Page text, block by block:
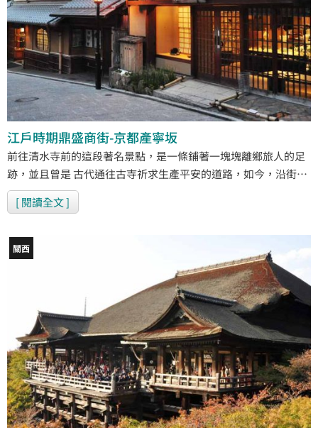
江戶時期鼎盛商街-京都產寧坂
前往清水寺前的這段著名景點，是一條鋪著一塊塊離鄉旅人的足
跡，並且曾是 古代通往古寺祈求生產平安的道路，如今，沿街的
町家帶給人們滿滿的懷舊， 它是「產寧坂」。
[ 閱讀全文 ]
關西